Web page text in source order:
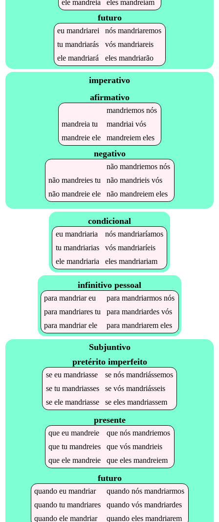
elemandreia elesmandreiam
futuro
eumandriarei nósmandriaremos
tumandriarás vósmandriareis
elemandriará elesmandriarão
imperativo
afirmativo
mandriemos nós
mandreia tu mandriai vós
mandreie ele mandreiem eles
negativo
nãomandriemos nós
nãomandreies tu nãomandrieis vós
nãomandreie ele nãomandreiem eles
condicional
eu mandriaria nós mandriaríamos
tu mandriarias vós mandriaríeis
ele mandriaria eles mandriariam
infinitivo pessoal
paramandriareu paramandriarmos nós
paramandriares tu paramandriardes vós
paramandriarele paramandriarem eles
Subjuntivo
pretérito imperfeito
se eu mandriasse se nós mandriássemos
se tu mandriasses se vós mandriásseis
se ele mandriasse se eles mandriassem
presente
queeumandreie quenósmandriemos
quetumandreies quevósmandrieis
queelemandreie queelesmandreiem
futuro
quandoeumandriar quandonósmandriarmos
quandotumandriares quandovósmandriardes
quandoelemandriar quandoelesmandriarem